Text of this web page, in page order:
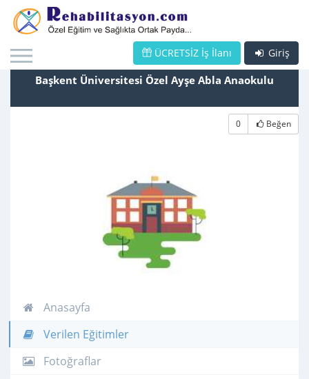
Giriş
ÜCRETSİZ İş İlanı
Başkent Üniversitesi Özel Ayşe Abla Anaokulu
0 Beğen
Anasayfa
Verilen Eğitimler
Fotoğraflar